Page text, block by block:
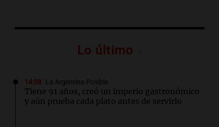
Lo último
14:38 La Argentina Posible
Tiene 91 años, creó un imperio gastronómico
y aún prueba cada plato antes de servirlo